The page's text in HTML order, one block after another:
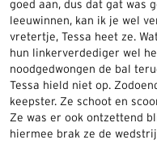
goed aan, dus dat gat was
leeuwinnen, kan ik je wel
vretertje, Tessa heet ze.
hun linkerverdediger wel
noodgedwongen de bal
Tessa hield niet op.
keepster. Ze schoot en
Ze was er ook ontzettend
hiermee brak ze de